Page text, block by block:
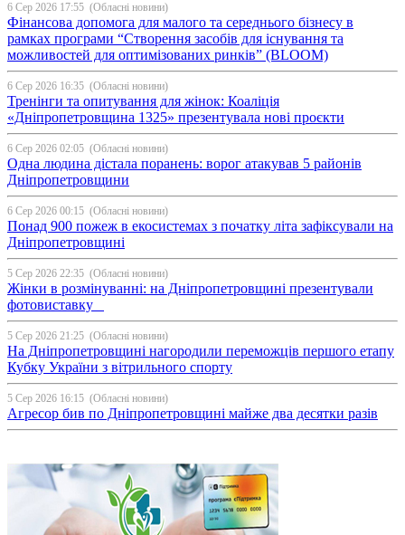
6 Сер 2026 17:55 (Обласні новини)
Фінансова допомога для малого та середнього бізнесу в
рамках програми “Створення засобів для існування та
можливостей для оптимізованих ринків” (BLOOM)
6 Сер 2026 16:35 (Обласні новини)
Тренінги та опитування для жінок: Коаліція
«Дніпропетровщина 1325» презентувала нові проєкти
6 Сер 2026 02:05 (Обласні новини)
Одна людина дістала поранень: ворог атакував 5 районів
Дніпропетровщини
6 Сер 2026 00:15 (Обласні новини)
Понад 900 пожеж в екосистемах з початку літа зафіксували на
Дніпропетровщині
5 Сер 2026 22:35 (Обласні новини)
Жінки в розмінуванні: на Дніпропетровщині презентували
фотовиставку
5 Сер 2026 21:25 (Обласні новини)
На Дніпропетровщині нагородили переможців першого етапу
Кубку України з вітрильного спорту
5 Сер 2026 16:15 (Обласні новини)
Агресор бив по Дніпропетровщині майже два десятки разів